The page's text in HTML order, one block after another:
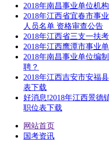
2018年南昌事业单位机
2018年江西省宜春市事
人员名单 资格审查公告
2018年江西省三支一扶
2018年江西鹰潭市事业
2018年南昌事业单位编
聘？
2018年江西吉安市安福
表下载
好消息!2018年江西景德
职位表下载
网站首页
国考资讯